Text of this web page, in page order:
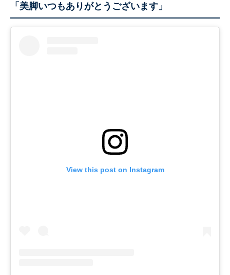
「美脚いつもありがとうございます」
View this post on Instagram